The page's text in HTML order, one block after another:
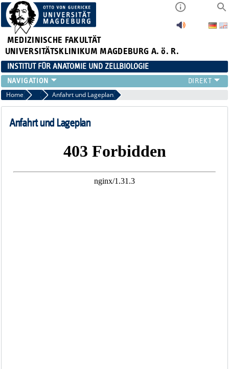
MEDIZINISCHE FAKULTÄT
UNIVERSITÄTSKLINIKUM MAGDEBURG A. ö. R.
INSTITUT FÜR ANATOMIE UND ZELLBIOLOGIE
FORSCHUNG
LEHRE
INSTITUT
Home InstitutAnfahrt und Lageplan
Anfahrt und Lageplan